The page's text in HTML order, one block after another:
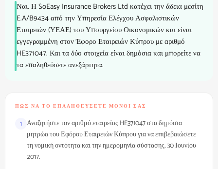
Ναι. Η SoEasy Insurance Brokers Ltd κατέχει την άδεια μεσίτη
E.A/B9434 από την Υπηρεσία Ελέγχου Ασφαλιστικών
Εταιρειών (ΥΕΑΕ) του Υπουργείου Οικονομικών και είναι
εγγεγραμμένη στον Έφορο Εταιρειών Κύπρου με αριθμό
HE371047. Και τα δύο στοιχεία είναι δημόσια και μπορείτε να
τα επαληθεύσετε ανεξάρτητα.
ΠΏΣ ΝΑ ΤΟ ΕΠΑΛΗΘΕΎΣΕΤΕ ΜΌΝΟΙ ΣΑΣ
1 Αναζητήστε τον αριθμό εταιρείας HE371047 στα δημόσια
μητρώα του Εφόρου Εταιρειών Κύπρου για να επιβεβαιώσετε
τη νομική οντότητα και την ημερομηνία σύστασης, 30 Ιουνίου
2017.